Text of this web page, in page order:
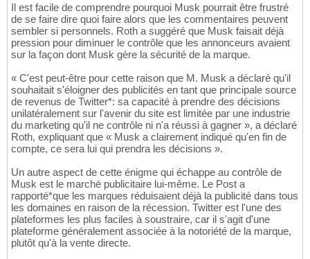
Il est facile de comprendre pourquoi Musk pourrait être frustré
de se faire dire quoi faire alors que les commentaires peuvent
sembler si personnels. Roth a suggéré que Musk faisait déjà
pression pour diminuer le contrôle que les annonceurs avaient
sur la façon dont Musk gère la sécurité de la marque.
« C'est peut-être pour cette raison que M. Musk a déclaré qu'il
souhaitait s'éloigner des publicités en tant que principale source
de revenus de Twitter*: sa capacité à prendre des décisions
unilatéralement sur l'avenir du site est limitée par une industrie
du marketing qu'il ne contrôle ni n'a réussi à gagner », a déclaré
Roth, expliquant que « Musk a clairement indiqué qu'en fin de
compte, ce sera lui qui prendra les décisions ».
Un autre aspect de cette énigme qui échappe au contrôle de
Musk est le marché publicitaire lui-même. Le Post a
rapporté*que les marques réduisaient déjà la publicité dans tous
les domaines en raison de la récession. Twitter est l'une des
plateformes les plus faciles à soustraire, car il s'agit d'une
plateforme généralement associée à la notoriété de la marque,
plutôt qu'à la vente directe.